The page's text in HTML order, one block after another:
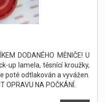
DODANÉHO MĚNIČE! U
up lamela, těsnící kroužky,
poté odtlakován a vyvážen.
OPRAVU NA POČKÁNÍ.